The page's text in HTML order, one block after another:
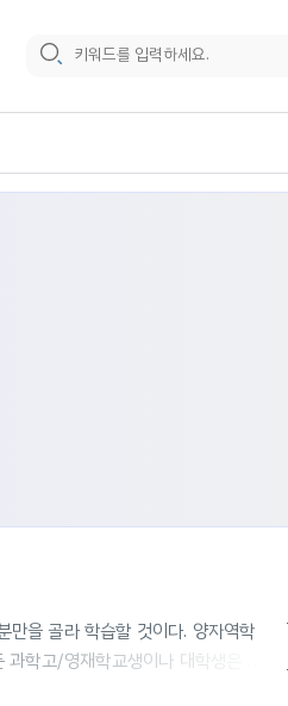
을 골라 학습할 것이다. 양자역학
학고/영재학교생이나 대학생은 암
교적 상세히 작성하여 풀이에도 집